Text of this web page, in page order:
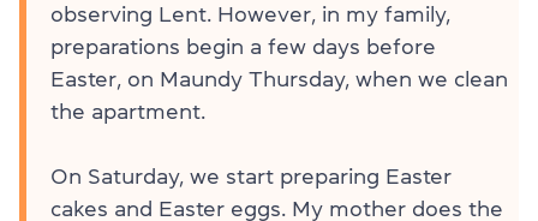
observing Lent. However, in my family,
preparations begin a few days before
Easter, on Maundy Thursday, when we clean
the apartment.
On Saturday, we start preparing Easter
cakes and Easter eggs. My mother does the